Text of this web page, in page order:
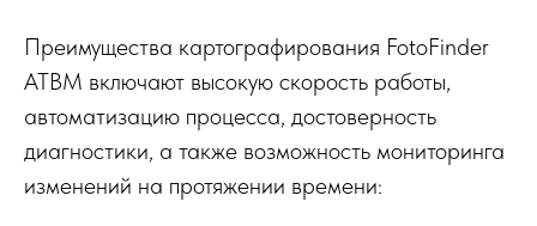
Преимущества картографирования FotoFinder
ATBM включают высокую скорость работы,
автоматизацию процесса, достоверность
диагностики, а также возможность мониторинга
изменений на протяжении времени: